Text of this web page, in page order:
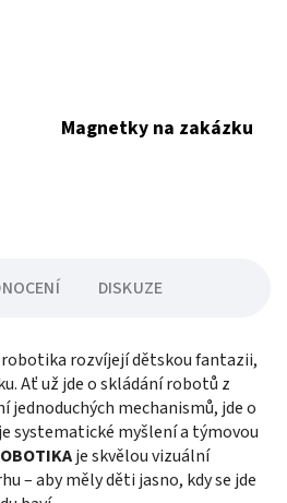
Magnetky na zakázku
DISKUZE
rozvíjejí dětskou fantazii,
Ať už jde o skládání robotů z
jednoduchých mechanismů, jde o
systematické myšlení a týmovou
je skvělou vizuální
– aby měly děti jasno, kdy se jde